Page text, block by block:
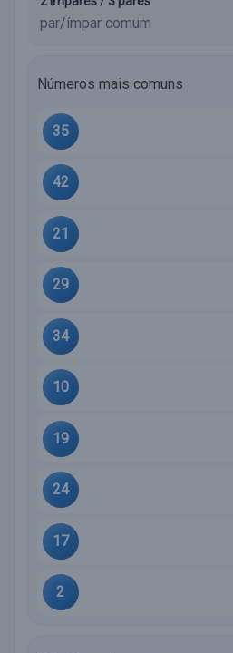
par/ímpar comum
Números mais comuns
35
42
21
29
34
10
19
24
17
2